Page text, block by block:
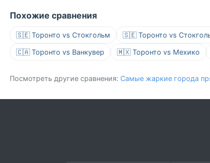
Похожие сравнения
🇸🇪 Торонто vs Стокгольм 🇸🇪 Торонто vs
🇨🇦 Торонто vs Ванкувер 🇲🇽 Торонто vs Мехико
Посмотреть другие сравнения: Самые жаркие города